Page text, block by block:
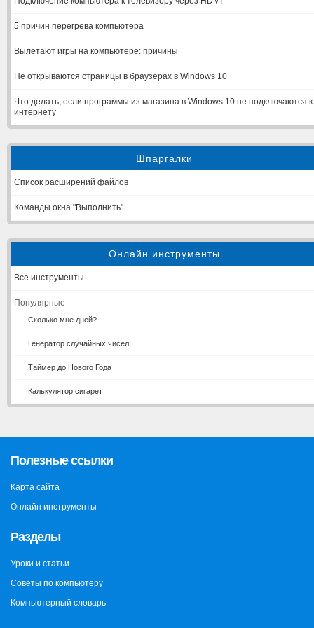
5 причин перегрева компьютера
Вылетают игры на компьютере: причины
Не открываются страницы в браузерах в Windows 10
Что делать, если программы из магазина в Windows 10 не подключаются к
интернету
Шпаргалки
Список расширений файлов
Команды окна "Выполнить"
Онлайн инструменты
Все инструменты
Популярные -
Сколько мне дней?
Генератор случайных чисел
Таймер до Нового Года
Калькулятор сигарет
Полезные ссылки
Карта сайта
Онлайн инструменты
Разделы
Уроки и статьи
Советы по компьютеру
Компьютерный словарь